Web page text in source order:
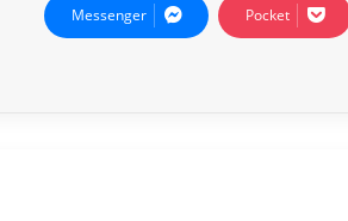
Pocket
Messenger